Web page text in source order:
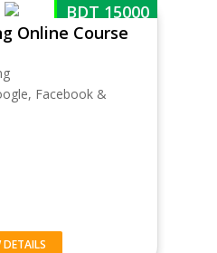
BDT 15000
Online Course
Facebook &
DETAILS